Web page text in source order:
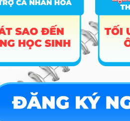
Trường Đại học Thành Đô
Học Viện Ngân Hàng (Phân Viện
Trường Đại học Công Nghệ
Trường Đại Học Công Nghiệp Hà